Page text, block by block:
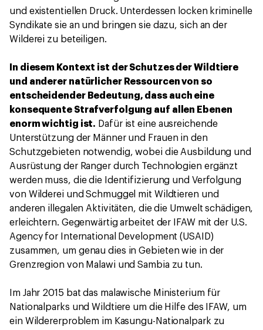
und existentiellen Druck. Unterdessen locken kriminelle
Syndikate sie an und bringen sie dazu, sich an der
Wilderei zu beteiligen.
In diesem Kontext ist der Schutzes der Wildtiere
und anderer natürlicher Ressourcen von so
entscheidender Bedeutung, dass auch eine
konsequente Strafverfolgung auf allen Ebenen
enorm wichtig ist. Dafür ist eine ausreichende
Unterstützung der Männer und Frauen in den
Schutzgebieten notwendig, wobei die Ausbildung und
Ausrüstung der Ranger durch Technologien ergänzt
werden muss, die die Identifizierung und Verfolgung
von Wilderei und Schmuggel mit Wildtieren und
anderen illegalen Aktivitäten, die die Umwelt schädigen,
erleichtern. Gegenwärtig arbeitet der IFAW mit der U.S.
Agency for International Development (USAID)
zusammen, um genau dies in Gebieten wie in der
Grenzregion von Malawi und Sambia zu tun.
Im Jahr 2015 bat das malawische Ministerium für
Nationalparks und Wildtiere um die Hilfe des IFAW, um
ein Wildererproblem im Kasungu-Nationalpark zu